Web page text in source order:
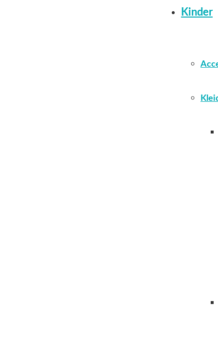
Kinder